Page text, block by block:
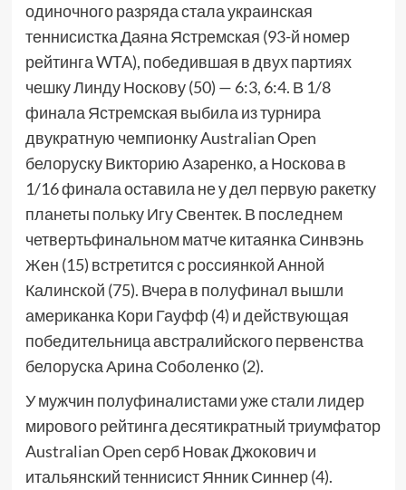
одиночного разряда стала украинская
теннисистка Даяна Ястремская (93-й номер
рейтинга WTA), победившая в двух партиях
чешку Линду Носкову (50) — 6:3, 6:4. В 1/8
финала Ястремская выбила из турнира
двукратную чемпионку Australian Open
белоруску Викторию Азаренко, а Носкова в
1/16 финала оставила не у дел первую ракетку
планеты польку Игу Свентек. В последнем
четвертьфинальном матче китаянка Синвэнь
Жен (15) встретится с россиянкой Анной
Калинской (75). Вчера в полуфинал вышли
американка Кори Гауфф (4) и действующая
победительница австралийского первенства
белоруска Арина Соболенко (2).
У мужчин полуфиналистами уже стали лидер
мирового рейтинга десятикратный триумфатор
Australian Open серб Новак Джокович и
итальянский теннисист Янник Синнер (4).